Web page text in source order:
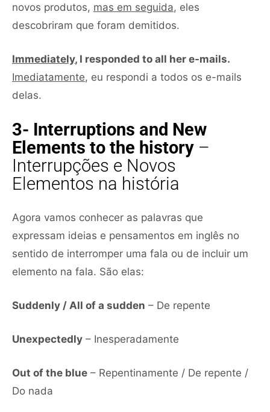
novos produtos, mas em seguida, eles
descobriram que foram demitidos.
Immediately, I responded to all her e-mails.
Imediatamente, eu respondi a todos os e-mails
delas.
3- Interruptions and New
Elements to the history –
Interrupções e Novos
Elementos na história
Agora vamos conhecer as palavras que
expressam ideias e pensamentos em inglês no
sentido de interromper uma fala ou de incluir um
elemento na fala. São elas:
Suddenly / All of a sudden – De repente
Unexpectedly – Inesperadamente
Out of the blue – Repentinamente / De repente /
Do nada